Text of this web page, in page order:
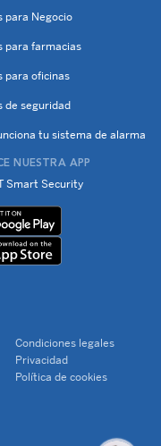
para Negocio
para farmacias
para oficinas
de seguridad
tu sistema de alarma
NUESTRA APP
Smart Security
Condiciones legales
Privacidad
Política de cookies